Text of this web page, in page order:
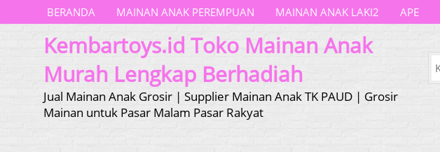
BERANDA MAINAN ANAK PEREMPUAN MAINAN ANAK LAKI2 APE
Kembartoys.id Toko Mainan Anak
Murah Lengkap Berhadiah
Jual Mainan Anak Grosir | Supplier Mainan Anak TK PAUD | Grosir
Mainan untuk Pasar Malam Pasar Rakyat